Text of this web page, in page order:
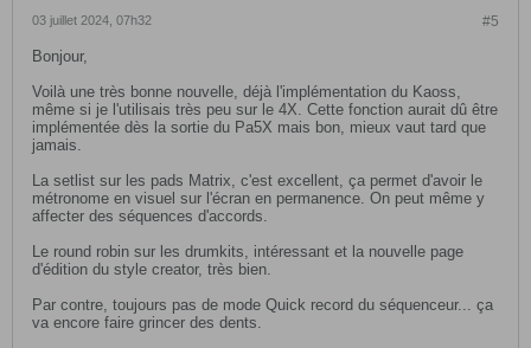
#5
03 juillet 2024, 07h32
Bonjour,
Voilà une très bonne nouvelle, déjà l'implémentation du Kaoss,
même si je l'utilisais très peu sur le 4X. Cette fonction aurait dû être
implémentée dès la sortie du Pa5X mais bon, mieux vaut tard que
jamais.
La setlist sur les pads Matrix, c'est excellent, ça permet d'avoir le
métronome en visuel sur l'écran en permanence. On peut même y
affecter des séquences d'accords.
Le round robin sur les drumkits, intéressant et la nouvelle page
d'édition du style creator, très bien.
Par contre, toujours pas de mode Quick record du séquenceur... ça
va encore faire grincer des dents.